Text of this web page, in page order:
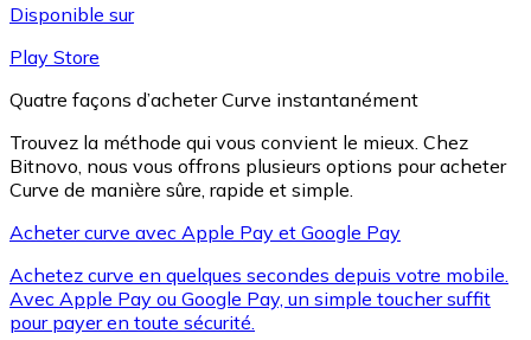
XRP
XRP
Disponible sur
Play Store
Quatre façons d’acheter Curve instantanément
Trouvez la méthode qui vous convient le mieux. Chez
Bitnovo, nous vous offrons plusieurs options pour acheter
Curve de manière sûre, rapide et simple.
Acheter curve avec Apple Pay et Google Pay
Achetez curve en quelques secondes depuis votre mobile.
Avec Apple Pay ou Google Pay, un simple toucher suffit
pour payer en toute sécurité.